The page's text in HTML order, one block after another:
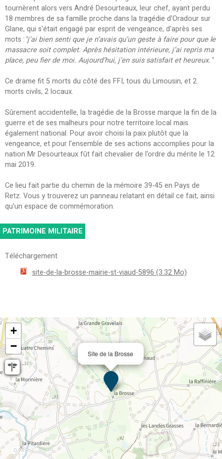
tournèrent alors vers André Desourteaux, leur chef, ayant perdu
18 membres de sa famille proche dans la tragédie d'Oradour sur
Glane, qui s'était engagé par esprit de vengeance, d'après ses
mots :"j’ai bien senti que je n’avais qu’un geste à faire pour que le
massacre soit complet. Après hésitation intérieure, j’ai repris ma
place, peu fier de moi. Aujourd’hui, j’en suis satisfait et heureux."
Ce drame fit 5 morts du côté des FFI, tous du Limousin, et 2
morts civils, 2 locaux.
Sûrement accidentelle, la tragédie de la Brosse marque la fin de la
guerre et de ses malheurs pour notre territoire local mais
également national. Pour avoir choisi la paix plutôt que la
vengeance, et pour l'ensemble de ses actions accomplies pour la
nation Mr Desourteaux fût fait chevalier de l'ordre du mérite le 12
mai 2019.
Ce lieu fait partie du chemin de la mémoire 39-45 en Pays de
Retz. Vous y trouverez un panneau relatant en détail ce fait, ainsi
qu'un espace de commémoration.
PATRIMOINE MILITAIRE
Téléchargement
site-de-la-brosse-mairie-st-viaud-5896 (3.32 Mo)
Site de la Brosse
+
−